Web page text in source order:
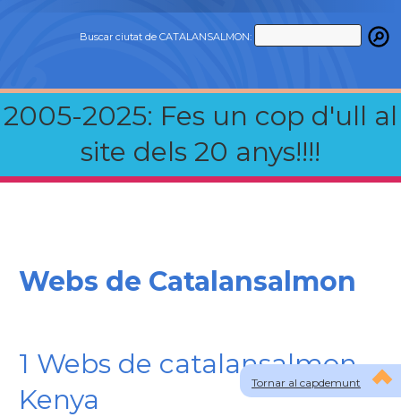
Buscar ciutat de CATALANSALMON:
2005-2025: Fes un cop d'ull al
site dels 20 anys!!!!
Tornar al capdemunt
Webs de Catalansalmon
1 Webs de catalansalmon
Kenya